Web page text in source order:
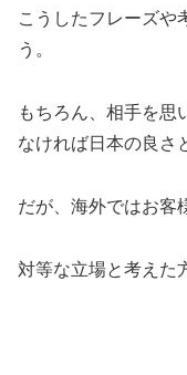
こうしたフレーズや
う。
もちろん、相手を思
なければ日本の良さ
だが、海外ではお客
対等な立場と考えた